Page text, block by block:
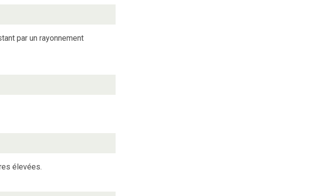
par un rayonnement
élevées.